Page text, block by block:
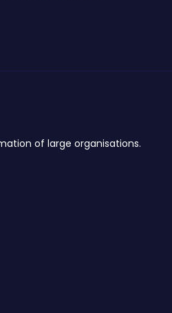
of large organisations.